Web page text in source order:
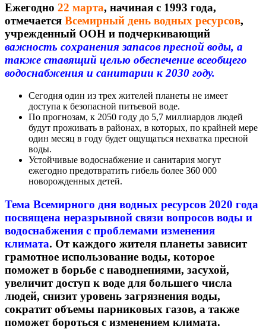
Ежегодно 22 марта, начиная с 1993 года,
отмечается Всемирный день водных ресурсов,
учрежденный ООН и подчеркивающий
важность сохранения запасов пресной воды, а
также ставящий целью обеспечение всеобщего
водоснабжения и санитарии к 2030 году.
Сегодня один из трех жителей планеты не имеет
доступа к безопасной питьевой воде.
По прогнозам, к 2050 году до 5,7 миллиардов людей
будут проживать в районах, в которых, по крайней мере
один месяц в году будет ощущаться нехватка пресной
воды.
Устойчивые водоснабжение и санитария могут
ежегодно предотвратить гибель более 360 000
новорожденных детей.
Тема Всемирного дня водных ресурсов 2020 года
посвящена неразрывной связи вопросов воды и
водоснабжения с проблемами изменения
климата. От каждого жителя планеты зависит
грамотное использование воды, которое
поможет в борьбе с наводнениями, засухой,
увеличит доступ к воде для большего числа
людей, снизит уровень загрязнения воды,
сократит объемы парниковых газов, а также
поможет бороться с изменением климата.